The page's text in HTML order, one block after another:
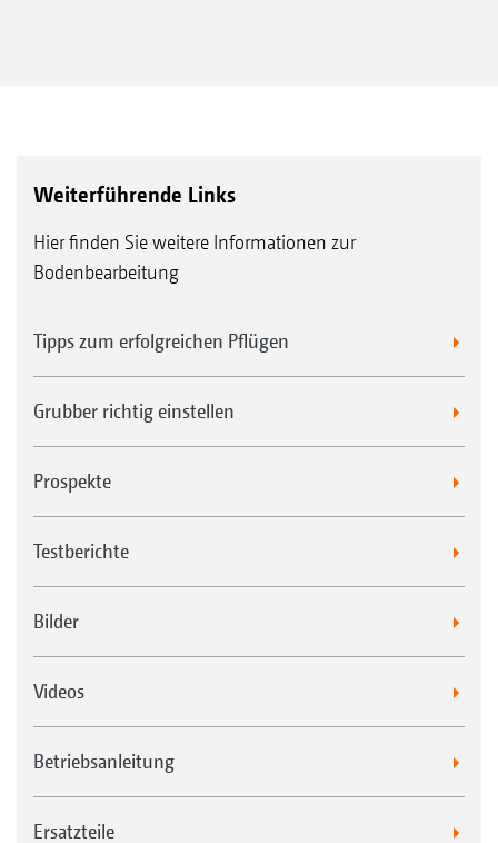
Weiterführende Links
Hier finden Sie weitere Informationen zur
Bodenbearbeitung
Tipps zum erfolgreichen Pflügen
Grubber richtig einstellen
Prospekte
Testberichte
Bilder
Videos
Betriebsanleitung
Ersatzteile